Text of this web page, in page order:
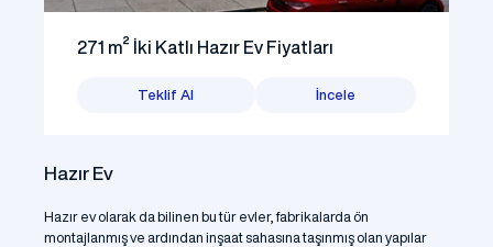
271 m² İki Katlı Hazır Ev Fiyatları
Teklif Al İncele
Hazır Ev
Hazır ev olarak da bilinen bu tür evler, fabrikalarda ön
montajlanmış ve ardından inşaat sahasına taşınmış olan yapılar